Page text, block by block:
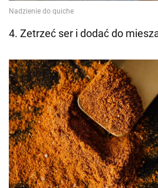
4. Zetrzeć ser i dodać do